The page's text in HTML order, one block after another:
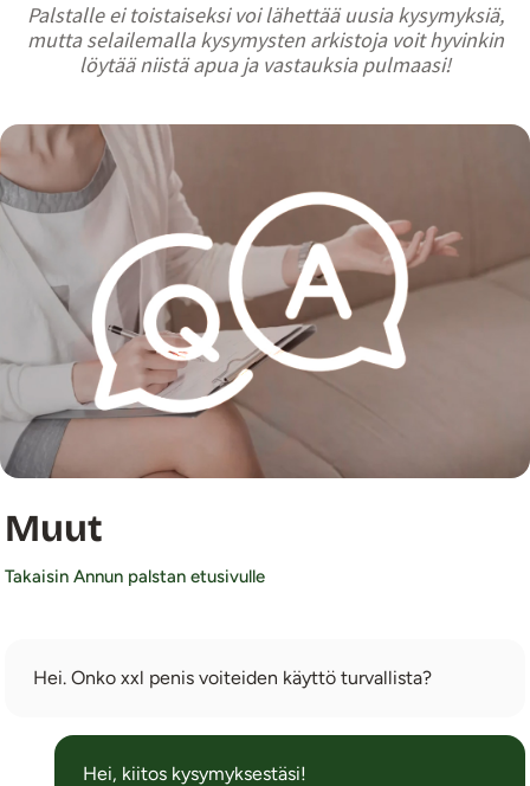
Palstalle ei toistaiseksi voi lähettää uusia kysymyksiä,
mutta selailemalla kysymysten arkistoja voit hyvinkin
löytää niistä apua ja vastauksia pulmaasi!
Muut
Takaisin Annun palstan etusivulle
Hei. Onko xxl penis voiteiden käyttö turvallista?
Hei, kiitos kysymyksestäsi!